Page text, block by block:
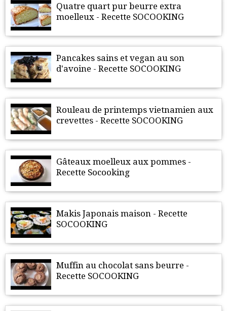
Quatre quart pur beurre extra
moelleux - Recette SOCOOKING
Pancakes sains et vegan au son
d'avoine - Recette SOCOOKING
Rouleau de printemps vietnamien aux
crevettes - Recette SOCOOKING
Gâteaux moelleux aux pommes -
Recette Socooking
Makis Japonais maison - Recette
SOCOOKING
Muffin au chocolat sans beurre -
Recette SOCOOKING